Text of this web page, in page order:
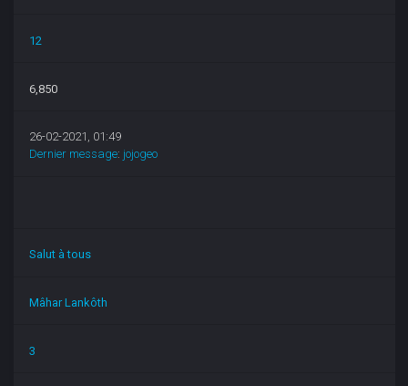
12
6,850
26-02-2021, 01:49
Dernier message: jojogeo
Salut à tous
Mâhar Lankôth
3